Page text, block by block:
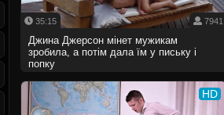
7941
35:15
Джина Джерсон мінет мужикам
зробила, а потім дала їм у письку і
попку
HD